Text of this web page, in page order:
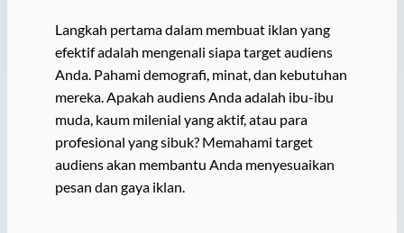
Langkah pertama dalam membuat iklan yang
efektif adalah mengenali siapa target audiens
Anda. Pahami demografi, minat, dan kebutuhan
mereka. Apakah audiens Anda adalah ibu-ibu
muda, kaum milenial yang aktif, atau para
profesional yang sibuk? Memahami target
audiens akan membantu Anda menyesuaikan
pesan dan gaya iklan.